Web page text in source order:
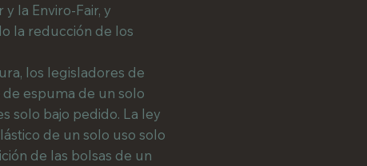
la Enviro-Fair, y
la reducción de los
los legisladores de
espuma de un solo
solo bajo pedido. La ley
de un solo uso solo
de las bolsas de un